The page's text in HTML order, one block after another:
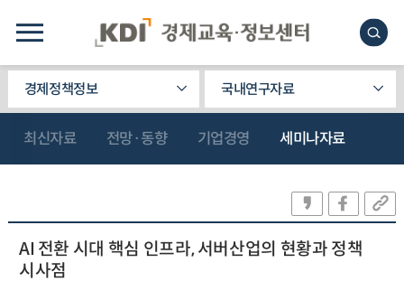
경제정책정보 국내연구자료
최신자료 전망·동향 기업경영 세미나자료
AI 전환 시대 핵심 인프라, 서버산업의 현황과 정책
시사점